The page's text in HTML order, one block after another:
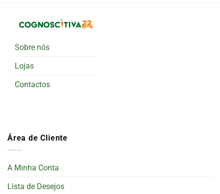
Sobre nós
Lojas
Contactos
Área de Cliente
A Minha Conta
Lista de Desejos